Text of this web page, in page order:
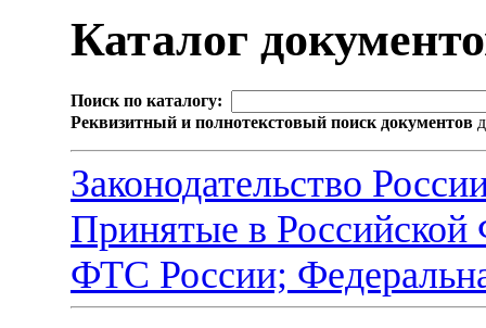
Каталог
Поиск по каталогу:
Реквизитный и полнотекстовый поиск документов
Законодательство
Принятые в Российской
ФТС России;